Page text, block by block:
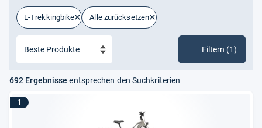
E-Trekkingbike Alle zurücksetzen
Filtern (1)
692 Ergebnisse entsprechen den Suchkriterien
1